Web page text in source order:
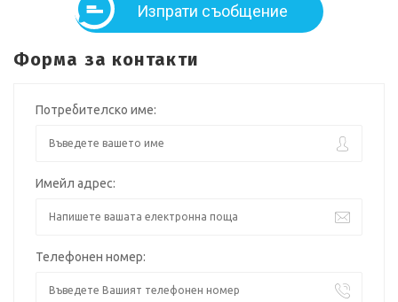
Изпрати съобщение
Форма за контакти
Потребителско име:
Имейл адрес:
Телефонен номер: